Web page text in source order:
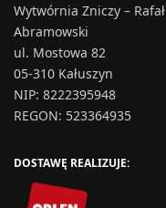
Wytwórnia Zniczy – Rafał
Abramowski
ul. Mostowa 82
05-310 Kałuszyn
NIP: 8222395948
REGON: 523364935
DOSTAWĘ REALIZUJE: